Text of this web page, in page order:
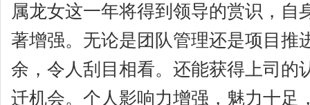
属龙女这一年将得到领导的赏识，自
著增强。无论是团队管理还是项目推
余，令人刮目相看。还能获得上司的
迁机会。个人影响力增强，魅力十足